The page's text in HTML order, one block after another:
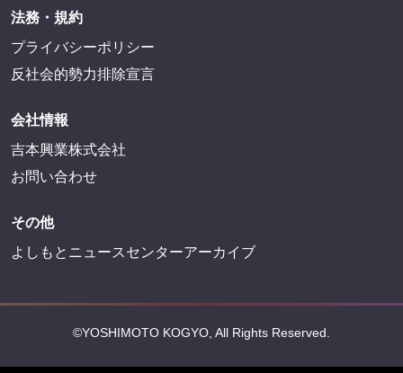
法務・規約
プライバシーポリシー
反社会的勢力排除宣言
会社情報
吉本興業株式会社
お問い合わせ
その他
よしもとニュースセンターアーカイブ
©YOSHIMOTO KOGYO, All Rights Reserved.